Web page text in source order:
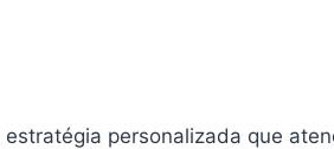
personalizada que